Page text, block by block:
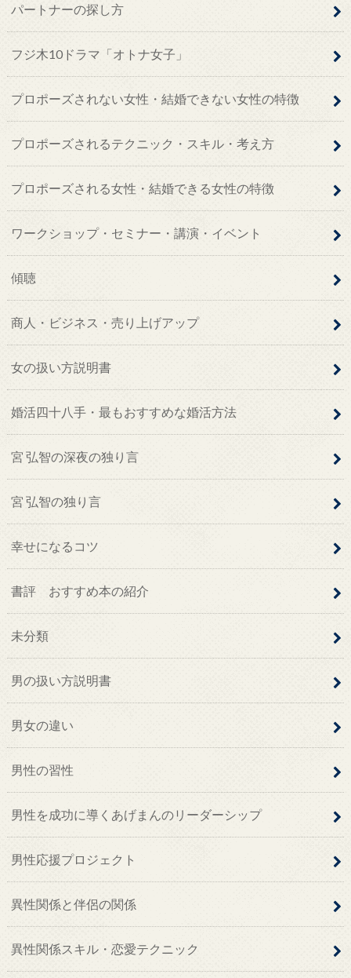
パートナーの探し方
フジ木10ドラマ「オトナ女子」
プロポーズされない女性・結婚できない女性の特徴
プロポーズされるテクニック・スキル・考え方
プロポーズされる女性・結婚できる女性の特徴
ワークショップ・セミナー・講演・イベント
傾聴
商人・ビジネス・売り上げアップ
女の扱い方説明書
婚活四十八手・最もおすすめな婚活方法
宮 弘智の深夜の独り言
宮 弘智の独り言
幸せになるコツ
書評 おすすめ本の紹介
未分類
男の扱い方説明書
男女の違い
男性の習性
男性を成功に導くあげまんのリーダーシップ
男性応援プロジェクト
異性関係と伴侶の関係
異性関係スキル・恋愛テクニック